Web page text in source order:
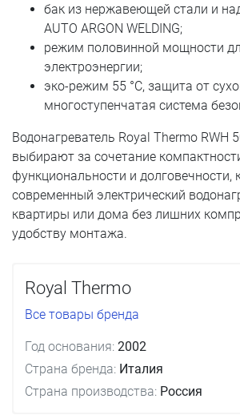
бак из нержавеющей стали и
AUTO ARGON WELDING;
режим половинной мощности
электроэнергии;
эко-режим 55 °C, защита от
многоступенчатая система
Водонагреватель Royal Thermo RWH
выбирают за сочетание
функциональности и долговечности,
современный электрический
квартиры или дома без лишних
удобству монтажа.
Royal Thermo
Все товары бренда
Год основания: 2002
Страна бренда: Италия
Страна производства: Россия